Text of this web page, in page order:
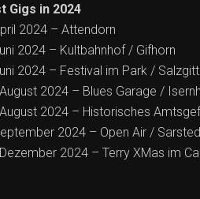
Gigs in 2024
2024 – Attendorn
2024 – Kultbahnhof / Gifhorn
2024 – Festival im Park /
2024 – Blues Garage /
2024 – Historisches
2024 – Open Air /
2024 – Terry XMas im